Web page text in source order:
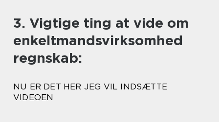
3. Vigtige ting at vide om
enkeltmandsvirksomhed
regnskab:
NU ER DET HER JEG VIL INDSÆTTE
VIDEOEN